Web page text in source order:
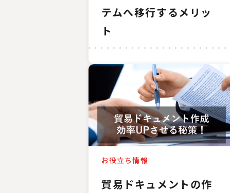
テムへ移行するメリッ
ト
お役立ち情報
貿易ドキュメントの作